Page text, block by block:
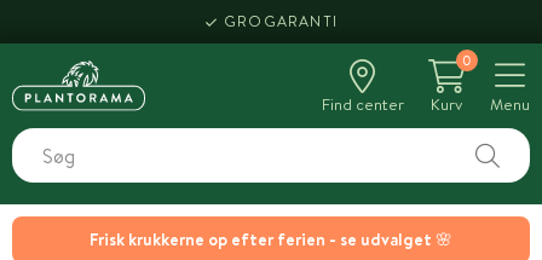
Frisk krukkerne op efter ferien - se udvalget 🌸
GROGARANTI
Find center
0
Kurv
Menu